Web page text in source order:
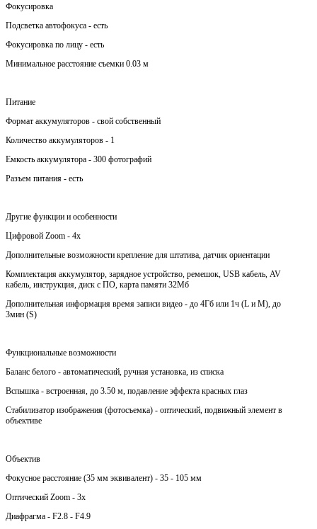
Фокусировка
Подсветка автофокуса - есть
Фокусировка по лицу - есть
Минимальное расстояние съемки 0.03 м
Питание
Формат аккумуляторов - свой собственный
Количество аккумуляторов - 1
Емкость аккумулятора - 300 фотографий
Разъем питания - есть
Другие функции и особенности
Цифровой Zoom - 4x
Дополнительные возможности крепление для штатива, датчик ориентации
Комплектация аккумулятор, зарядное устройство, ремешок, USB кабель, AV
кабель, инструкция, диск с ПО, карта памяти 32Мб
Дополнительная информация время записи видео - до 4Гб или 1ч (L и M), до
3мин (S)
Функциональные возможности
Баланс белого - автоматический, ручная установка, из списка
Вспышка - встроенная, до 3.50 м, подавление эффекта красных глаз
Стабилизатор изображения (фотосъемка) - оптический, подвижный элемент в
объективе
Объектив
Фокусное расстояние (35 мм эквивалент) - 35 - 105 мм
Оптический Zoom - 3x
Диафрагма - F2.8 - F4.9